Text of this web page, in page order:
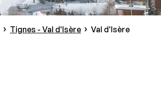
Tignes - Val d'Isère Val d'Isère